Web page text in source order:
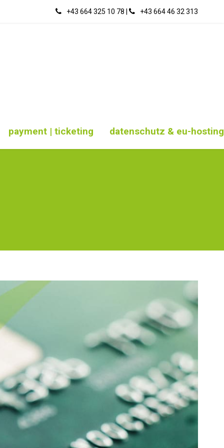
+43 664 325 10 78 ‭+43 664 46 32 313‬
payment | ticketing datenschutz & eu-hosting